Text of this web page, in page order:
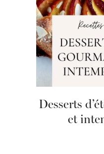
Desserts
et